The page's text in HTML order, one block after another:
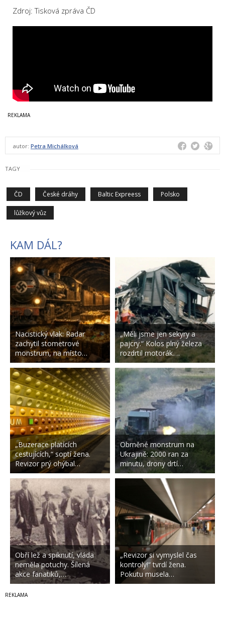
Zdroj: Tisková zpráva ČD
autor: Petra Michálková
TAGY
ČD České dráhy Baltic Expreess Polsko
lůžkový vůz
KAM DÁL?
Nacistický vlak: Radar
zachytil stometrové
monstrum, na místo…
„Buzerace platících
cestujících,“ soptí žena.
Revizor prý ohýbal…
Obří lež a spiknutí, vláda
neměla potuchy. Šílená
akce fanatiků,…
„Měli jsme jen sekyry a
pajcry.“ Kolos plný železa
rozdrtil motorák.…
Obrněné monstrum na
Ukrajině: 2000 ran za
minutu, drony drtí…
„Revizor si vymyslel čas
kontroly!“ tvrdí žena.
Pokutu musela…